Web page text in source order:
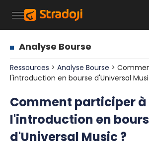
Analyse Bourse
Ressources > Analyse Bourse >
l'introduction en bourse d'Universal
Comment participer à
l'introduction en
d'Universal Music ?